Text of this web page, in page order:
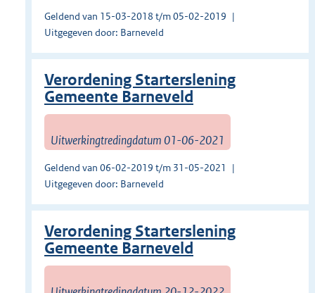
Geldend van 15-03-2018 t/m 05-02-2019
Uitgegeven door: Barneveld
Verordening Starterslening
Gemeente Barneveld
Uitwerkingtredingdatum 01-06-2021
Geldend van 06-02-2019 t/m 31-05-2021
Uitgegeven door: Barneveld
Verordening Starterslening
Gemeente Barneveld